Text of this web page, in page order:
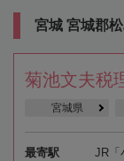
宮城 宮城郡
菊池文夫税
宮城県
最寄駅 JR「